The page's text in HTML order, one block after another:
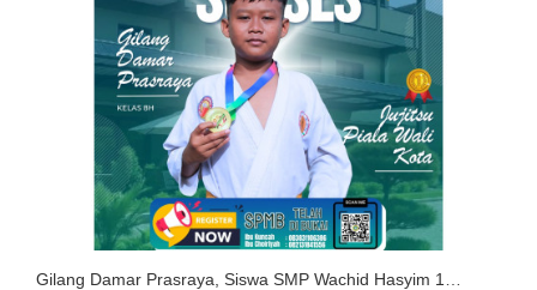
Gilang Damar Prasraya, Siswa SMP Wachid Hasyim 1